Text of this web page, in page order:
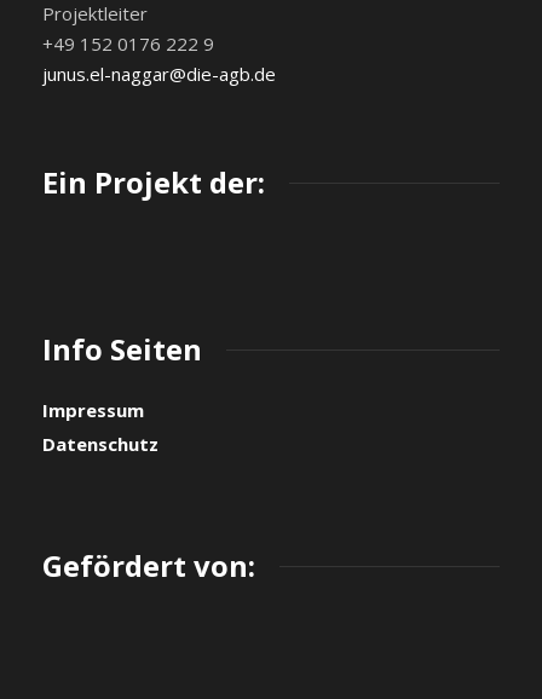
Projektleiter
+49 152 0176 222 9
junus.el-naggar@die-agb.de
Ein Projekt der:
Info Seiten
Impressum
Datenschutz
Gefördert von: